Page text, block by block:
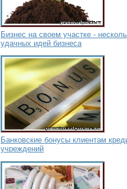
Бизнес на своем участке -
удачных идей бизнеса
Банковские бонусы клиентам
учреждений